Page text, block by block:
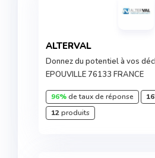
ALTERVAL
Donnez du potentiel à vos
EPOUVILLE 76133 FRANCE
96%de taux de réponse 16
12produits